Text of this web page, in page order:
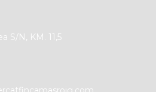
S/N, KM. 11,5